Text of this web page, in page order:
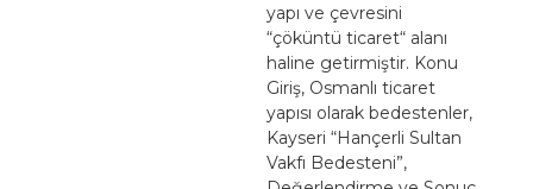
yapı ve çevresini
“çöküntü ticaret“ alanı
haline getirmiştir. Konu
Giriş, Osmanlı ticaret
yapısı olarak bedestenler,
Kayseri “Hançerli Sultan
Vakfı Bedesteni”,